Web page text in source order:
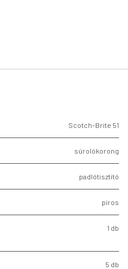
Scotch-Brite 51
súrolókorong
padlótisztító
piros
1 db
5 db